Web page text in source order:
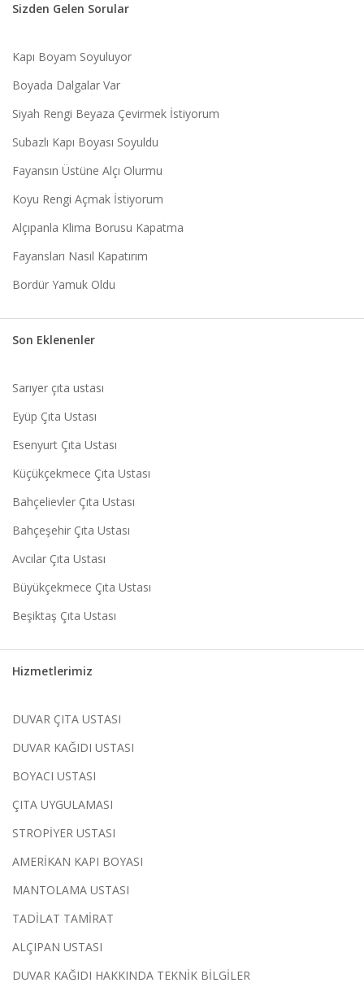
Sizden Gelen Sorular
Kapı Boyam Soyuluyor
Boyada Dalgalar Var
Siyah Rengi Beyaza Çevirmek İstiyorum
Subazlı Kapı Boyası Soyuldu
Fayansın Üstüne Alçı Olurmu
Koyu Rengi Açmak İstiyorum
Alçıpanla Klima Borusu Kapatma
Fayansları Nasıl Kapatırım
Bordür Yamuk Oldu
Son Eklenenler
Sarıyer çıta ustası
Eyüp Çıta Ustası
Esenyurt Çıta Ustası
Küçükçekmece Çıta Ustası
Bahçelievler Çıta Ustası
Bahçeşehir Çıta Ustası
Avcılar Çıta Ustası
Büyükçekmece Çıta Ustası
Beşiktaş Çıta Ustası
Hizmetlerimiz
DUVAR ÇITA USTASI
DUVAR KAĞIDI USTASI
BOYACI USTASI
ÇITA UYGULAMASI
STROPİYER USTASI
AMERİKAN KAPI BOYASI
MANTOLAMA USTASI
TADİLAT TAMİRAT
ALÇIPAN USTASI
DUVAR KAĞIDI HAKKINDA TEKNİK BİLGİLER